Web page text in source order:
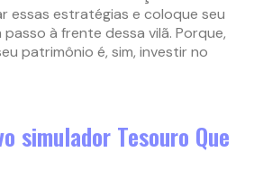
essas estratégias e coloque seu
à frente dessa vilã. Porque,
patrimônio é, sim, investir no
simulador Tesouro Que